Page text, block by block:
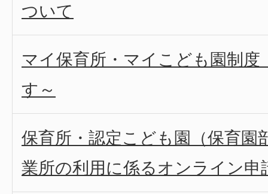
ついて
マイ保育所・マイこども園制度
す～
保育所・認定こども園（保育園
業所の利用に係るオンライン申